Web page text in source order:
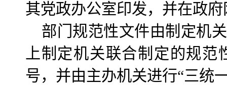
其党政办公室印发，并在政
部门规范性文件由制定机
上制定机关联合制定的规范
号，并由主办机关进行“三统